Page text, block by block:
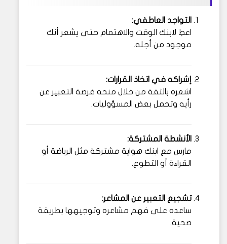
التواجد العاطفي:
اعطِ لابنك الوقت والاهتمام حتى يشعر أنك
موجود من أجله.
إشراكه في اتخاذ القرارات:
اشعره بالثقة من خلال منحه فرصة التعبير عن
رأيه وتحمل بعض المسؤوليات.
الأنشطة المشتركة:
مارس مع ابنك هواية مشتركة مثل الرياضة أو
القراءة أو التطوع.
تشجيع التعبير عن المشاعر:
ساعده على فهم مشاعره وتوجيهها بطريقة
صحية.